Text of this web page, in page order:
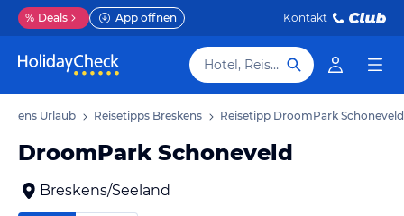
% Deals App öffnen Kontakt
Hotel, Reiseziel
Urlaub Reisetipps Breskens Reisetipp DroomPark Schoneveld
DroomPark Schoneveld
Breskens/Seeland